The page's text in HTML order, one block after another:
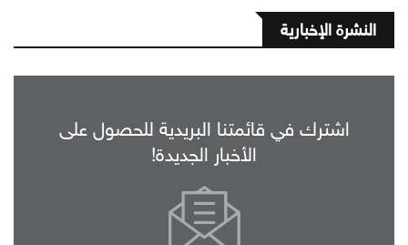
النشرة الإخبارية
اشترك في قائمتنا البريدية للحصول على
الأخبار الجديدة!